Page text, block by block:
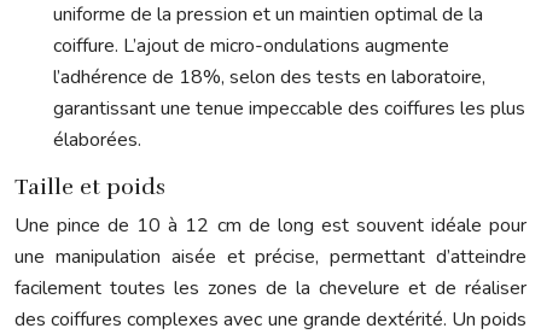
uniforme de la pression et un maintien optimal de la
coiffure. L’ajout de micro-ondulations augmente
l’adhérence de 18%, selon des tests en laboratoire,
garantissant une tenue impeccable des coiffures les plus
élaborées.
Taille et poids
Une pince de 10 à 12 cm de long est souvent idéale pour
une manipulation aisée et précise, permettant d’atteindre
facilement toutes les zones de la chevelure et de réaliser
des coiffures complexes avec une grande dextérité. Un poids